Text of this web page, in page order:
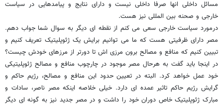
مسائل داخلی انها صرفا داخلی نیست و دارای نتایج و پیامدهایی در سیاست
خارجی و صحنه بین المللی نیز هست.
درمورد سیاست خارجی سعی می کنم از نقطه ای دیگر به سوال شما جواب دهم.
مصر دارای ظرفیتی هست که ما می توانیم برایش یک ژئوپلیتیک تعریف کنیم و
تبیین کنیم که منافع و مصالح برون مرزی اش تا دورتر از مرزهای خودش چیست؟
در اینجا باید گفت به هرحال مصر موجود در چارچوب منافع و مصالح ژئوپلیتیکی
خود عمل خواهد کرد. البته در تعیین حدود این منافع و مصالح، رژیم حاکم و
گرایش رژیم حاکم تاثیر عمده ای دارد. خیلی خلاصه اینکه مصر ناصر، سادات و
مبارک ژئوپلیتیک خاص دوران خود را داشت و در مصر جدید نیز به گونه ای دیگر